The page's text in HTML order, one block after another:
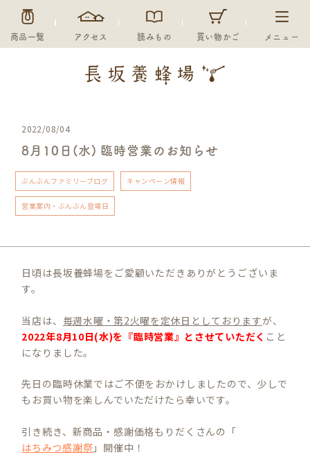
商品一覧 アクセス 読みもの 買い物かご メニュー
2022/08/04
8月10日(水) 臨時営業のお知らせ
ぶんぶんファミリーブログ キャンペーン情報
営業案内・ぶんぶん登場日
日頃は長坂養蜂場をご愛顧いただきありがとうございま
す。
当店は、 毎週水曜・第2火曜を定休日としておりますが、
2022年8月10日(水)を『臨時営業』とさせていただく こと
になりました。
先日の臨時休業ではご不便をおかけしましたので、少しで
もお買い物を楽しんでいただけたら幸いです。
引き続き、新商品・感謝価格もりだくさんの「
はちみつ感謝祭 」開催中！